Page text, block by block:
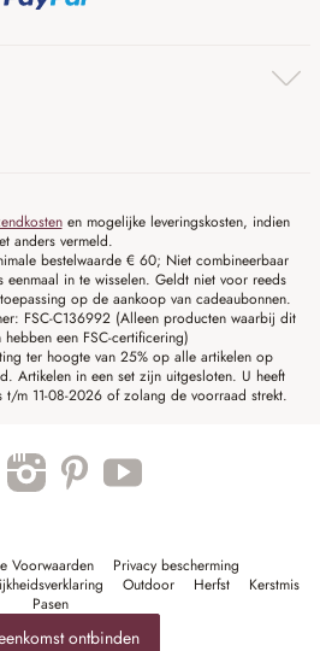
en mogelijke leveringskosten, indien
anders vermeld.
bestelwaarde € 60; Niet combineerbaar
eenmaal in te wisselen. Geldt niet voor reeds
op de aankoop van cadeaubonnen.
FSC-C136992 (Alleen producten waarbij dit
hebben een FSC-certificering)
ter hoogte van 25% op alle artikelen op
Artikelen in een set zijn uitgesloten. U heeft
m 11-08-2026 of zolang de voorraad strekt.
Voorwaarden
Privacy bescherming
Outdoor Herfst
Kerstmis
Pasen
ontbinden